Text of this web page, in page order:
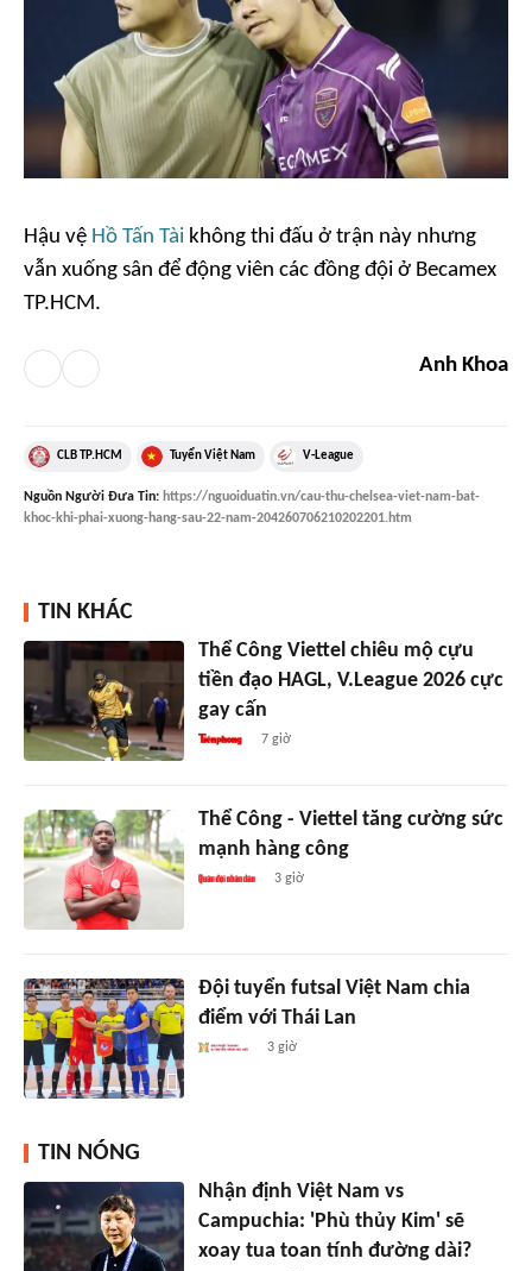
Hậu vệ Hồ Tấn Tài không thi đấu ở trận này nhưng
vẫn xuống sân để động viên các đồng đội ở Becamex
TP.HCM.
Anh Khoa
CLB TP.HCM Tuyển Việt Nam V-League
Nguồn Người Đưa Tin: https://nguoiduatin.vn/cau-thu-chelsea-viet-nam-bat-
khoc-khi-phai-xuong-hang-sau-22-nam-204260706210202201.htm
TIN KHÁC
Thể Công Viettel chiêu mộ cựu
tiền đạo HAGL, V.League 2026 cực
gay cấn
7 giờ
Thể Công - Viettel tăng cường sức
mạnh hàng công
3 giờ
Đội tuyển futsal Việt Nam chia
điểm với Thái Lan
3 giờ
TIN NÓNG
Nhận định Việt Nam vs
Campuchia: 'Phù thủy Kim' sẽ
xoay tua toan tính đường dài?